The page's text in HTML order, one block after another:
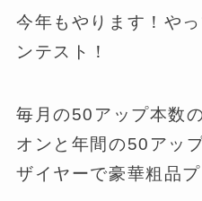
今年もやります！や
ンテスト！
毎月の50アップ本数
オンと年間の50アッ
ザイヤーで豪華粗品プ